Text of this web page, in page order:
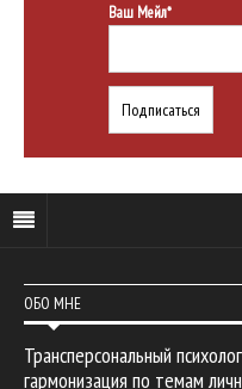
Ваш Мейл*
ОБО МНЕ
Трансперсональный
гармонизация по темам